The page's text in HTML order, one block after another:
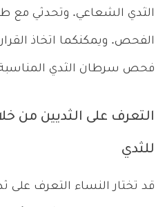
الثدي الشعاعي. وتحدثي مع
الفحص. ويمكنكما اتخاذ
فحص سرطان الثدي
التعرف على الثديين من
للثدي
قد تختار النساء التعرف